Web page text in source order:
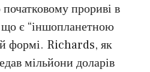
прориві в
що є “іншопланетною
формі. Richards, як
мільйони доларів